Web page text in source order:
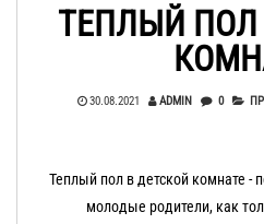
ТЕПЛЫЙ ПОЛ
30.08.2021 ADMIN 0
Теплый пол в детской комнате -
молодые родители, как